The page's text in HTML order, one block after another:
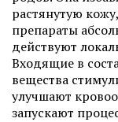
растянутую
препараты
действуют
Входящие в
вещества
улучшают
запускают